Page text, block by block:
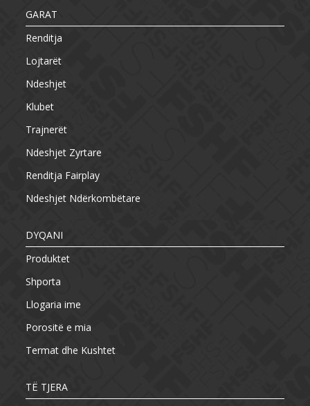
GARAT
Renditja
Lojtarët
Ndeshjet
Klubet
Trajnerët
Ndeshjet Zyrtare
Renditja Fairplay
Ndeshjet Ndërkombëtare
DYQANI
Produktet
Shporta
Llogaria ime
Porositë e mia
Termat dhe Kushtet
TË TJERA